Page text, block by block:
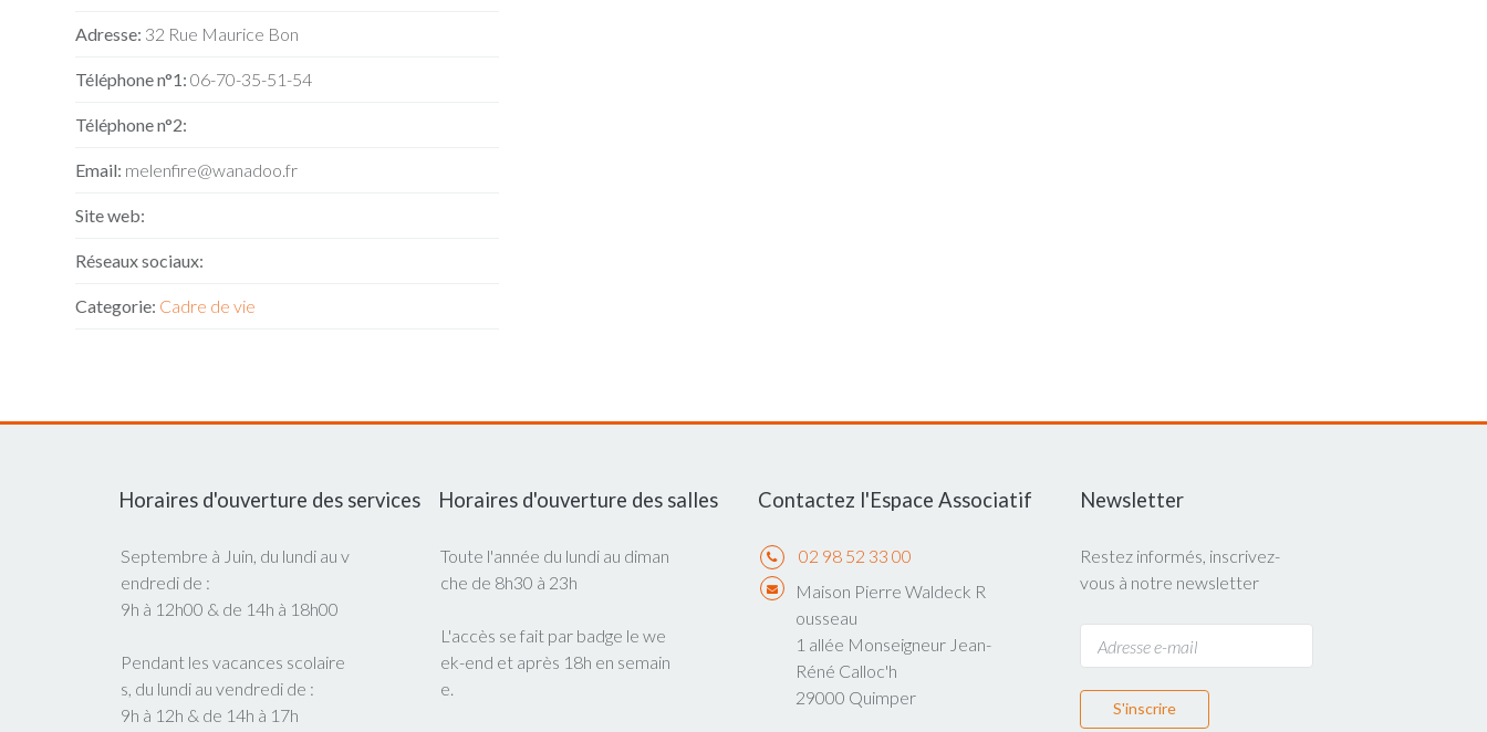
Adresse: 32 Rue Maurice Bon
Téléphone n°1: 06-70-35-51-54
Téléphone n°2:
Email: melenfire@wanadoo.fr
Site web:
Réseaux sociaux:
Categorie: Cadre de vie
Horaires d'ouverture des services
Septembre à Juin, du lundi au v
endredi de :
9h à 12h00 & de 14h à 18h00
Pendant les vacances scolaire
s, du lundi au vendredi de :
9h à 12h & de 14h à 17h
Horaires d'ouverture des salles
Toute l'année du lundi au diman
che de 8h30 à 23h
L'accès se fait par badge le we
ek-end et après 18h en semain
e.
Contactez l'Espace Associatif
02 98 52 33 00
Maison Pierre Waldeck R
ousseau
1 allée Monseigneur Jean-
Réné Calloc'h
29000 Quimper
Newsletter
Restez informés, inscrivez-
vous à notre newsletter
S'inscrire